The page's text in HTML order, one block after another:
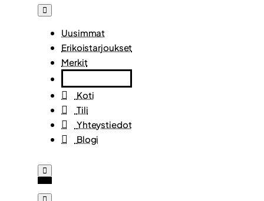
Uusimmat
Erikoistarjoukset
Merkit
Koti
Tili
Yhteystiedot
Blogi